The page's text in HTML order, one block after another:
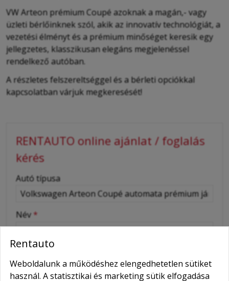
VW Arteon prémium Coupé azoknak a magán,- vagy
üzleti bérlőinknek szól, akik az innovatív technológiát, a
vezetési élményt és a prémium minőséget keresik egy
jellegzetes, klasszikusan elegáns megjelenéssel
rendelkező autóban.
A részletes felszereltséggel és a bérleti opciókkal
kapcsolatban várjuk megkeresését!
RENTAUTO online ajánlat / foglalás
kérés
-
-
Autó típusa
Név *
Rentauto
Weboldalunk a működéshez elengedhetetlen sütiket
használ. A statisztikai és marketing sütik elfogadása